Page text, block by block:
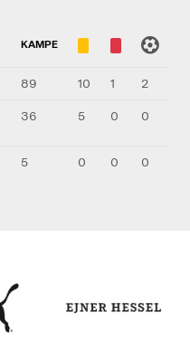
KAMPE
89 10 1 2
36 5 0 0
5 0 0 0